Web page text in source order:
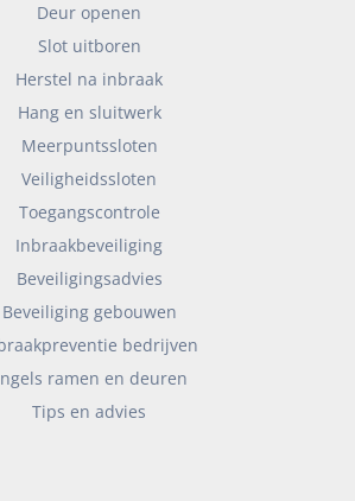
Deur openen
Slot uitboren
Herstel na inbraak
Hang en sluitwerk
Meerpuntssloten
Veiligheidssloten
Toegangscontrole
Inbraakbeveiliging
Beveiligingsadvies
Beveiliging gebouwen
bedrijven
ramen en deuren
Tips en advies